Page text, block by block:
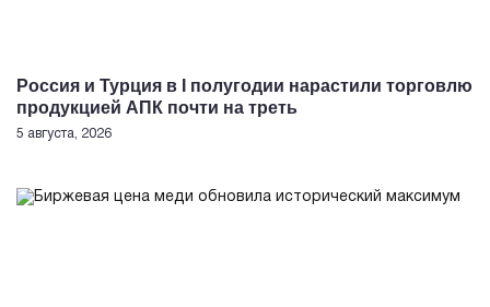
Россия и Турция в I полугодии нарастили торговлю
продукцией АПК почти на треть
5 августа, 2026